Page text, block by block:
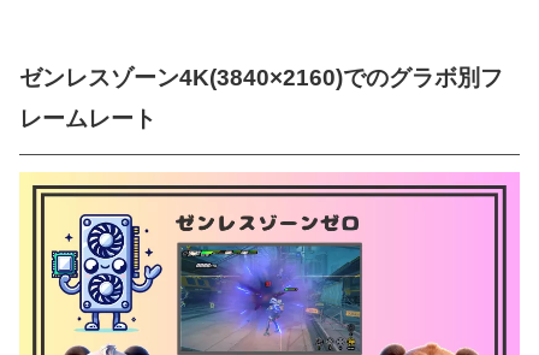
ゼンレスゾーン4K(3840×2160)でのグラボ別フ
レームレート